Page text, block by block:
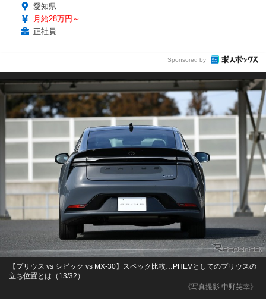
愛知県
月給28万円～
正社員
Sponsored by
《写真撮影 中野英幸》
【プリウス vs シビック vs MX-30】スペック比較…PHEVとしてのプリウスの
立ち位置とは（13/32）